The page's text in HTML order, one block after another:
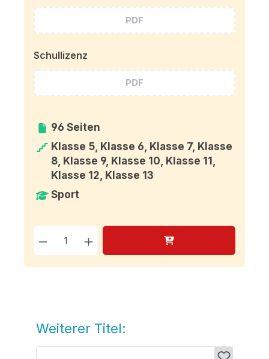
PDF
Schullizenz
PDF
96 Seiten
Klasse 5, Klasse 6, Klasse 7, Klasse
8, Klasse 9, Klasse 10, Klasse 11,
Klasse 12, Klasse 13
Sport
Produkt Anzahl: Gib den
Produktgalerie überspringen
Weiterer Titel: